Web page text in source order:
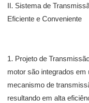
II. Sistema de
Eficiente e Conveniente
1. Projeto de
motor são integrados
mecanismo de
resultando em alta